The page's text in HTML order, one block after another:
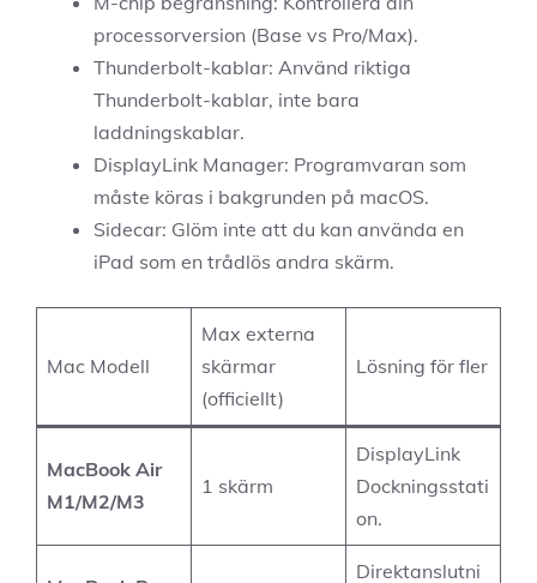
processorversion (Base vs Pro/Max).
Thunderbolt-kablar: Använd riktiga
Thunderbolt-kablar, inte bara
laddningskablar.
DisplayLink Manager: Programvaran som
måste köras i bakgrunden på macOS.
Sidecar: Glöm inte att du kan använda en
iPad som en trådlös andra skärm.
Mac Modell
Max externa
skärmar
(officiellt)
Lösning för fler
MacBook Air
M1/M2/M3
1 skärm
DisplayLink
Dockningsstati
on.
Direktanslutni